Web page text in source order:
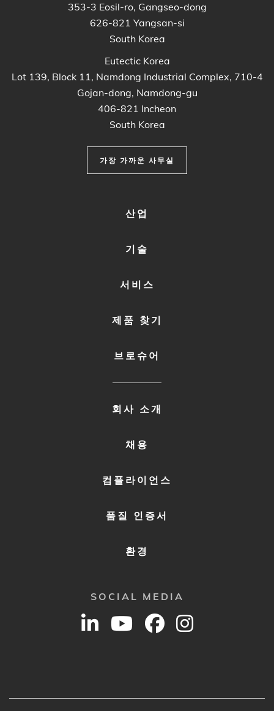
353-3 Eosil-ro, Gangseo-dong
626-821 Yangsan-si
South Korea
Eutectic Korea
Lot 139, Block 11, Namdong Industrial Complex, 710-4
Gojan-dong, Namdong-gu
406-821 Incheon
South Korea
가장 가까운 사무실
산업
기술
서비스
제품 찾기
브로슈어
회사 소개
채용
컴플라이언스
품질 인증서
환경
SOCIAL MEDIA